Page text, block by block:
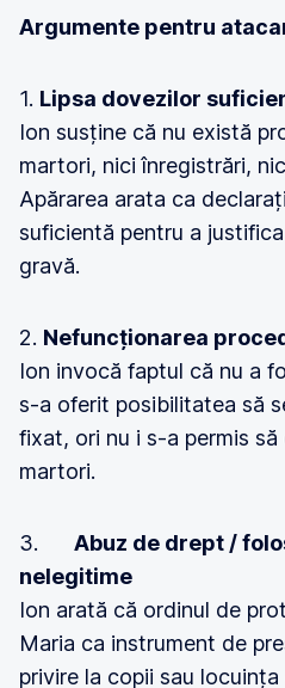
Argumente pentru
1. Lipsa dovezilor
Ion susține că nu există
martori, nici înregistrări,
Apărarea arata ca
suficientă pentru a
gravă.
2. Nefuncționarea
Ion invocă faptul că nu a
s-a oferit posibilitatea să
fixat, ori nu i s-a permis să
martori.
3. Abuz de drept /
nelegitime
Ion arată că ordinul de
Maria ca instrument de
privire la copii sau